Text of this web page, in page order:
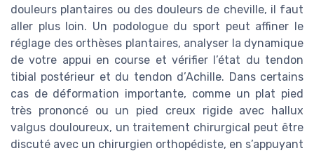
douleurs plantaires ou des douleurs de cheville, il faut
aller plus loin. Un podologue du sport peut affiner le
réglage des orthèses plantaires, analyser la dynamique
de votre appui en course et vérifier l’état du tendon
tibial postérieur et du tendon d’Achille. Dans certains
cas de déformation importante, comme un plat pied
très prononcé ou un pied creux rigide avec hallux
valgus douloureux, un traitement chirurgical peut être
discuté avec un chirurgien orthopédiste, en s’appuyant